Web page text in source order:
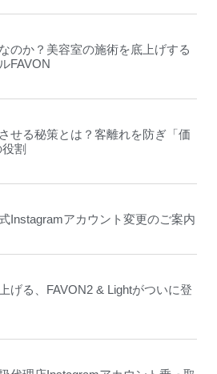
のか？美容室の施術を底上げする
FAVON
せる秘策とは？客離れを防ぎ「価
割
Instagramアカウント変更のご案内
げる、FAVON2 & Lightがついに登